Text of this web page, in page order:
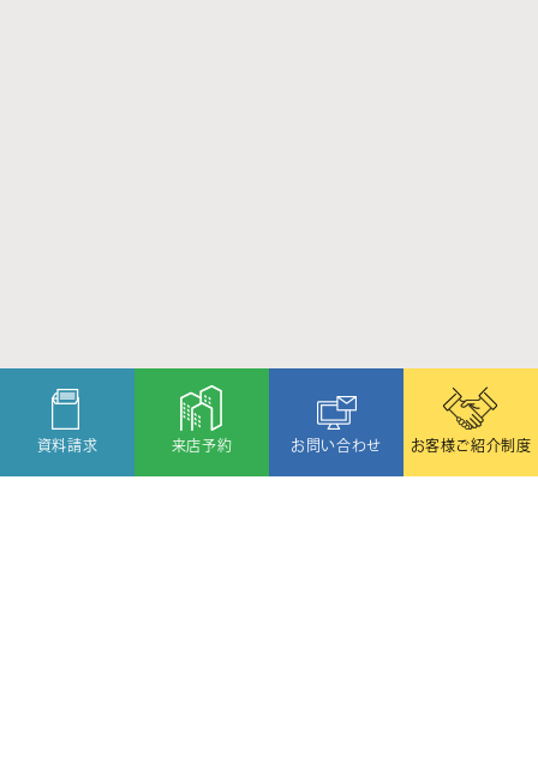
資料請求 来店予約 お問い合わせ お客様ご紹介制度